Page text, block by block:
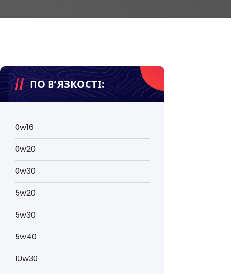
ПО В’ЯЗКОСТІ:
0w16
0w20
0w30
5w20
5w30
5w40
10w30